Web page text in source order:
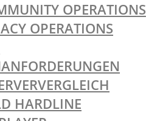
OPERATIONS
OPERATIONS
HARDLINE